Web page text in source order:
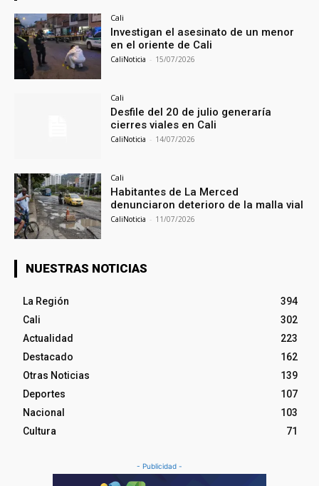
Cali
Investigan el asesinato de un menor
en el oriente de Cali
CaliNoticia - 15/07/2026
Cali
Desfile del 20 de julio generaría
cierres viales en Cali
CaliNoticia - 14/07/2026
Cali
Habitantes de La Merced
denunciaron deterioro de la malla vial
CaliNoticia - 11/07/2026
NUESTRAS NOTICIAS
La Región
394
Cali
302
Actualidad
223
Destacado
162
Otras Noticias
139
Deportes
107
Nacional
103
Cultura
71
- Publicidad -